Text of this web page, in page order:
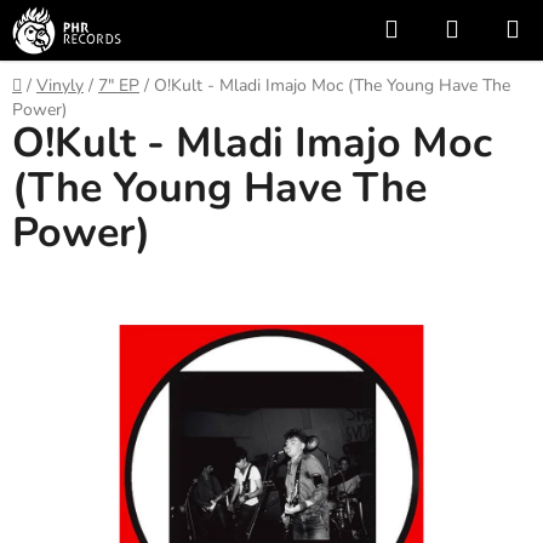
Přejít
na
obsah
Hledat
KOŠÍK
Domů
/ Vinyly / 7" EP / O!Kult - Mladi Imajo Moc (The Young Have The
Power)
O!Kult - Mladi Imajo Moc
(The Young Have The
Power)